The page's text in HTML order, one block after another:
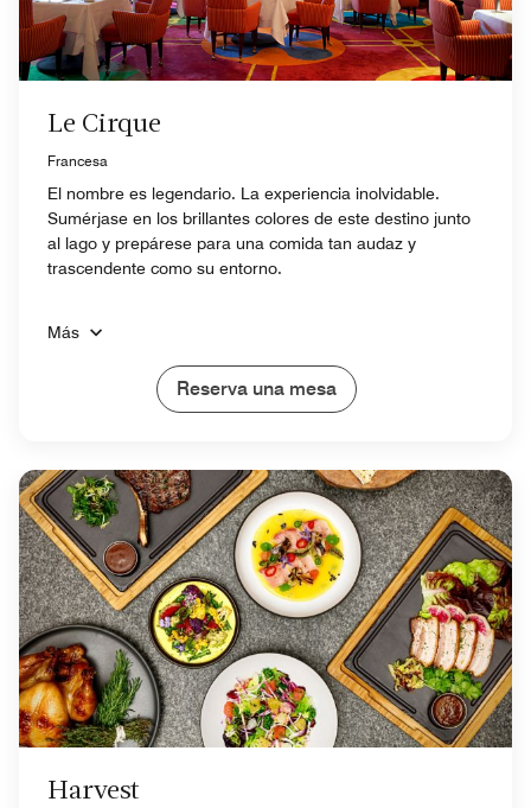
Le Cirque
Francesa
El nombre es legendario. La experiencia inolvidable.
Sumérjase en los brillantes colores de este destino junto
al lago y prepárese para una comida tan audaz y
trascendente como su entorno.
Más
Reserva una mesa
Harvest